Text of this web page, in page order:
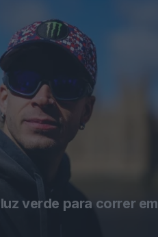
verde para correr